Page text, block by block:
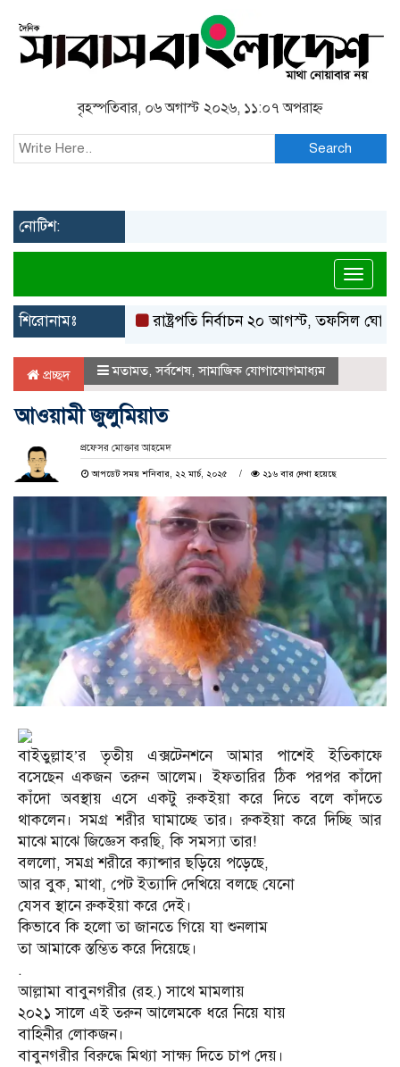
বৃহস্পতিবার, ০৬ অগাস্ট ২০২৬, ১১:০৭ অপরাহ্ন
Search
নোটিশ:
শিরোনামঃ রাষ্ট্রপতি নির্বাচন ২০ আগস্ট, তফসিল ঘোষণা ইসির
প্রচ্ছদ মতামত,সর্বশেষ,সামাজিক যোগাযোগমাধ্যম
আওয়ামী জুলুমিয়াত
প্রফেসর মোক্তার আহমেদ
আপডেট সময় শনিবার, ২২ মার্চ, ২০২৫ ২১৬ বার দেখা হয়েছে
বাইতুল্লাহ’র তৃতীয় এক্সটেনশনে আমার পাশেই ইতিকাফে
বসেছেন একজন তরুন আলেম। ইফতারির ঠিক পরপর কাঁদো
কাঁদো অবস্থায় এসে একটু রুকইয়া করে দিতে বলে কাঁদতে
থাকলেন। সমগ্র শরীর ঘামাচ্ছে তার। রুকইয়া করে দিচ্ছি আর
মাঝে মাঝে জিজ্ঞেস করছি, কি সমস্যা তার!
বললো, সমগ্র শরীরে ক্যান্সার ছড়িয়ে পড়েছে,
আর বুক, মাথা, পেট ইত্যাদি দেখিয়ে বলছে যেনো
যেসব স্থানে রুকইয়া করে দেই।
কিভাবে কি হলো তা জানতে গিয়ে যা শুনলাম
তা আমাকে স্তম্ভিত করে দিয়েছে।
.
আল্লামা বাবুনগরীর (রহ.) সাথে মামলায়
২০২১ সালে এই তরুন আলেমকে ধরে নিয়ে যায়
বাহিনীর লোকজন।
বাবুনগরীর বিরুদ্ধে মিথ্যা সাক্ষ্য দিতে চাপ দেয়।